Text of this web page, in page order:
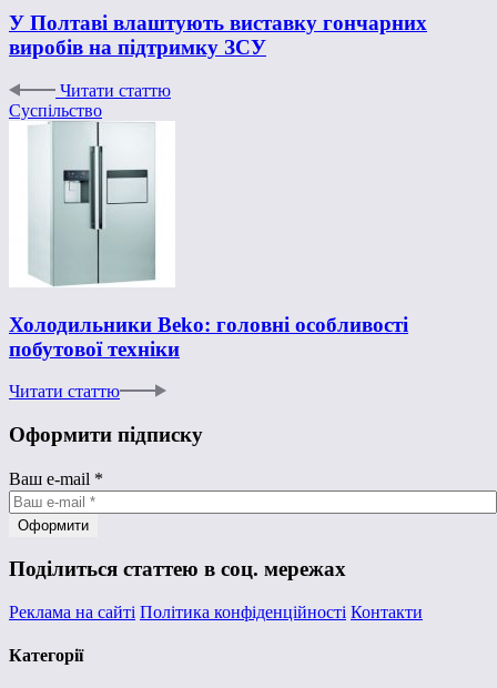
У Полтаві влаштують виставку гончарних
виробів на підтримку ЗСУ
Читати статтю
Суспільство
Холодильники Beko: головні особливості
побутової техніки
Читати статтю
Оформити підписку
Ваш e-mail *
Поділиться статтею в соц. мережах
Реклама на сайті Політика конфіденційності Контакти
Категорії